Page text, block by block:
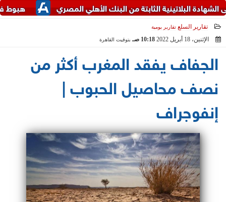
هبوط في سعر
تقارير السلع تقارير يومية
الإثنين، 18 أبريل 2022 10:18 صـ بتوقيت القاهرة
الجفاف يفقد المغرب أكثر من
نصف محاصيل الحبوب |
إنفوجراف